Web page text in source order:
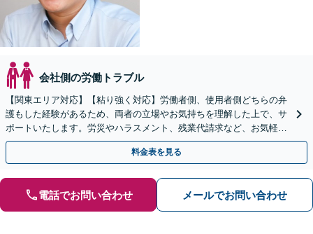
会社側の労働トラブル
【関東エリア対応】【粘り強く対応】労働者側、使用者側どちらの弁
護もした経験があるため、両者の立場やお気持ちを理解した上で、サ
ポートいたします。労災やハラスメント、残業代請求など、お気軽に
ご相談ください【休日・夜間面談可】
料金表を見る
電話でお問い合わせ メールでお問い合わせ